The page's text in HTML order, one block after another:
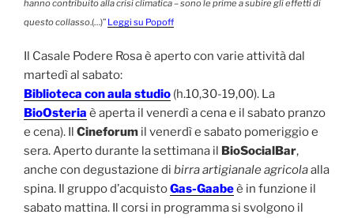
hanno contribuito alla crisi climatica – sono le prime a subire gli effetti di
questo collasso.(…)” Leggi su Popoff
Il Casale Podere Rosa è aperto con varie attività dal
martedì al sabato:
Biblioteca con aula studio (h.10,30-19,00). La
BioOsteria è aperta il venerdì a cena e il sabato pranzo
e cena). Il Cineforum il venerdì e sabato pomeriggio e
sera. Aperto durante la settimana il BioSocialBar,
anche con degustazione di birra artigianale agricolaalla
spina. Il gruppo d’acquistoGas-Gaabeè in funzione il
sabato mattina. Il corsi in programma si svolgono il